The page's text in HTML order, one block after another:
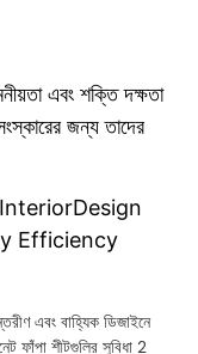
এবং শক্তি দক্ষতা
জন্য তাদের
Efficiency